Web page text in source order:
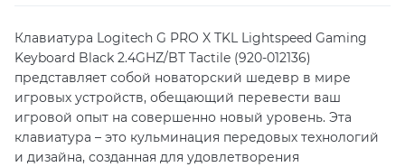
Клавиатура Logitech G PRO X TKL Lightspeed Gaming
Keyboard Black 2.4GHZ/BT Tactile (920-012136)
представляет собой новаторский шедевр в мире
игровых устройств, обещающий перевести ваш
игровой опыт на совершенно новый уровень. Эта
клавиатура – это кульминация передовых технологий
и дизайна, созданная для удовлетворения